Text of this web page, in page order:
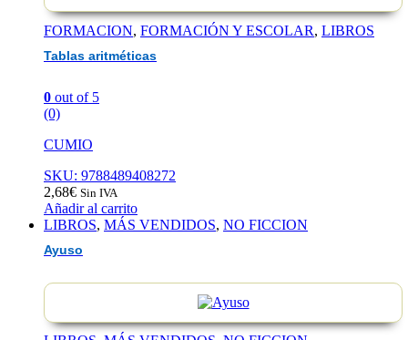
FORMACION, FORMACIÓN Y ESCOLAR, LIBROS
Tablas aritméticas
0 out of 5
(0)
CUMIO
SKU: 9788489408272
2,68€ Sin IVA
Añadir al carrito
LIBROS, MÁS VENDIDOS, NO FICCION
Ayuso